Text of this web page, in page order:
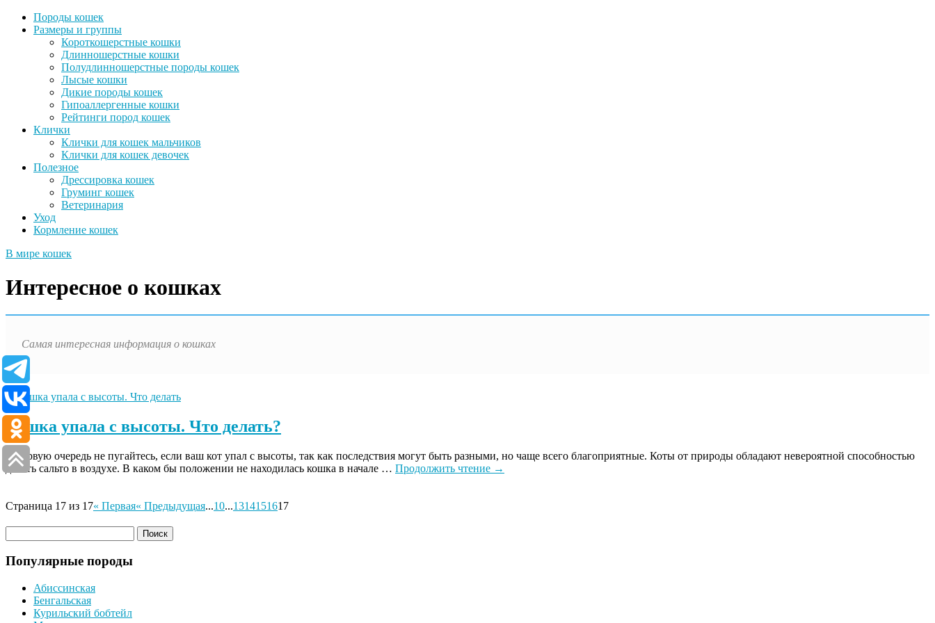
Породы кошек
Размеры и группы
Короткошерстные кошки
Длинношерстные кошки
Полудлинношерстные породы кошек
Лысые кошки
Дикие породы кошек
Гипоаллергенные кошки
Рейтинги пород кошек
Клички
Клички для кошек мальчиков
Клички для кошек девочек
Полезное
Дрессировка кошек
Груминг кошек
Ветеринария
Уход
Кормление кошек
В мире кошек
Интересное о кошках
Самая интересная информация о кошках
Кошка упала с высоты. Что делать?
В первую очередь не пугайтесь, если ваш кот упал с высоты, так как последствия могут быть разными, но чаще всего благоприятные. Коты от природы обладают невероятной способностью
делать сальто в воздухе. В каком бы положении не находилась кошка в начале … Продолжить чтение →
Страница 17 из 17« Первая« Предыдущая...10...1314151617
Популярные породы
Абиссинская
Бенгальская
Курильский бобтейл